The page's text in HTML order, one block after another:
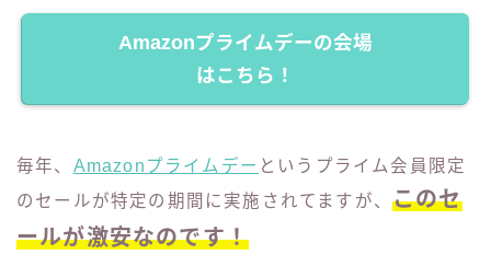
二人の距離を縮める方法
おすすめの出会いの場
問い合わせ
電話占い
Amazonプライムデーの会場
はこちら！
毎年、 Amazonプライムデー というプライム会員限定
のセールが特定の期間に実施されてますが、 このセ
ールが激安なのです！